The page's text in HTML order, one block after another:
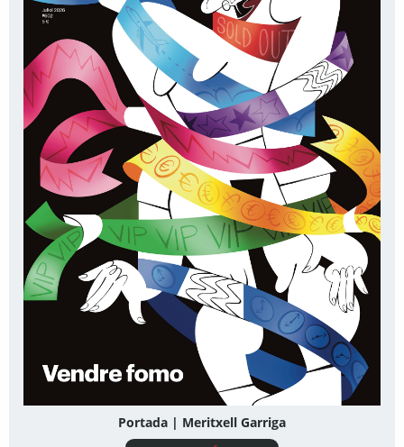
Portada | Meritxell Garriga